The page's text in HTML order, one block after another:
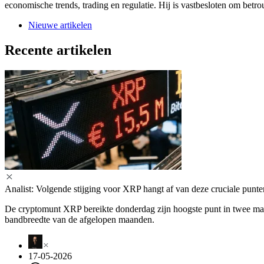
economische trends, trading en regulatie. Hij is vastbesloten om
Nieuwe artikelen
Recente artikelen
Analist: Volgende stijging voor XRP hangt af van deze cruciale
De cryptomunt XRP bereikte donderdag zijn hoogste punt in twee
bandbreedte van de afgelopen maanden.
17-05-2026